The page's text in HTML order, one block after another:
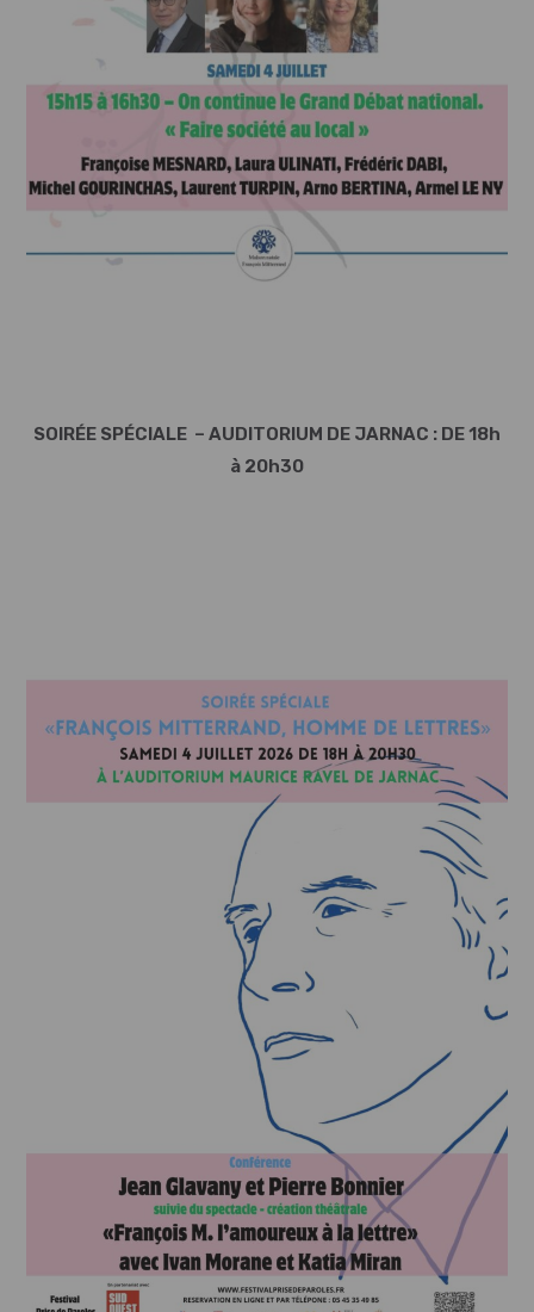
SOIRÉE SPÉCIALE – AUDITORIUM DE JARNAC : DE 18h
à 20h30